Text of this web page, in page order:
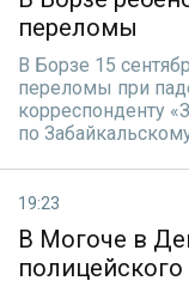
переломы
В Борзе 15
переломы при
корреспонденту
по
19:23
В Могоче в
полицейского